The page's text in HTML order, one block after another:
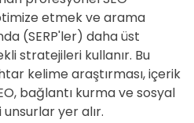
etmek ve arama
(SERP'ler) daha üst
stratejileri kullanır. Bu
kelime araştırması, içerik
bağlantı kurma ve sosyal
yer alır.